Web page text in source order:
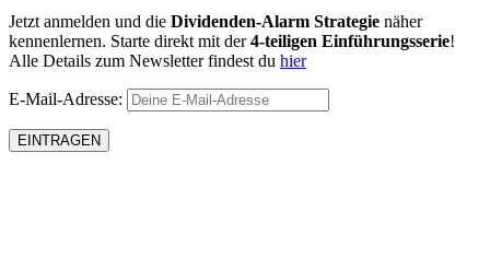
Jetzt anmelden und die Dividenden-Alarm Strategie näher
kennenlernen. Starte direkt mit der4-teiligen Einführungsserie!
Alle Details zum Newsletter findest du hier
E-Mail-Adresse: